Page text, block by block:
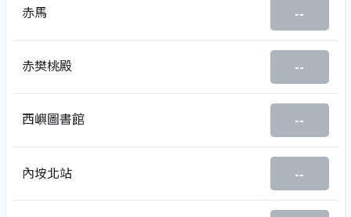
赤馬 --
赤樊桃殿 --
西嶼圖書館 --
內垵北站 --